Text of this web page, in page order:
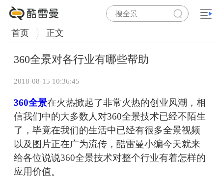
首页 正文
360全景对各行业有哪些帮助
2018-08-15 10:36:45
360全景在火热掀起了非常火热的创业风潮，相
信我们中的大多数人对360全景技术已经不陌生
了，毕竟在我们的生活中已经有很多全景视频
以及图片正在广为流传，酷雷曼小编今天就来
给各位说说360全景技术对整个行业有着怎样的
应用价值。